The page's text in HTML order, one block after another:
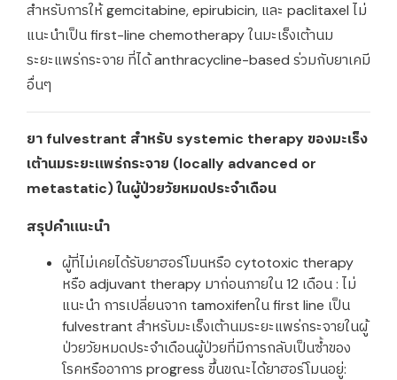
สำหรับการให้ gemcitabine, epirubicin, และ paclitaxel ไม่
แนะนำเป็น first-line chemotherapy ในมะเร็งเต้านม
ระยะแพร่กระจาย ที่ได้ anthracycline-based ร่วมกับยาเคมี
อื่นๆ
ยา fulvestrant สำหรับ systemic therapy ของมะเร็ง
เต้านมระยะแพร่กระจาย (locally advanced or
metastatic) ในผู้ป่วยวัยหมดประจำเดือน
สรุปคำแนะนำ
ผู้ที่ไม่เคยได้รับยาฮอร์โมนหรือ cytotoxic therapy
หรือ adjuvant therapy มาก่อนภายใน 12 เดือน : ไม่
แนะนำ การเปลี่ยนจาก tamoxifenใน first line เป็น
fulvestrant สำหรับมะเร็งเต้านมระยะแพร่กระจายในผู้
ป่วยวัยหมดประจำเดือนผู้ป่วยที่มีการกลับเป็นซ้ำของ
โรคหรืออาการ progress ขึ้นขณะได้ยาฮอร์โมนอยู่: